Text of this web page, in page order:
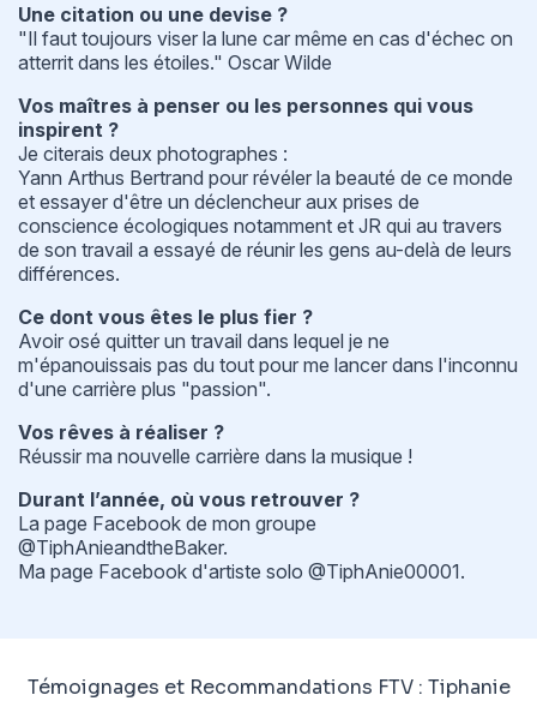
Une citation ou une devise ?
"Il faut toujours viser la lune car même en cas d'échec on
atterrit dans les étoiles." Oscar Wilde
Vos maîtres à penser ou les personnes qui vous
inspirent ?
Je citerais deux photographes :
Yann Arthus Bertrand pour révéler la beauté de ce monde
et essayer d'être un déclencheur aux prises de
conscience écologiques notamment et JR qui au travers
de son travail a essayé de réunir les gens au-delà de leurs
différences.
Ce dont vous êtes le plus fier ?
Avoir osé quitter un travail dans lequel je ne
m'épanouissais pas du tout pour me lancer dans l'inconnu
d'une carrière plus "passion".
Vos rêves à réaliser ?
Réussir ma nouvelle carrière dans la musique !
Durant l’année, où vous retrouver ?
La page Facebook de mon groupe
@TiphAnieandtheBaker.
Ma page Facebook d'artiste solo @TiphAnie00001.
Témoignages et Recommandations FTV : Tiphanie